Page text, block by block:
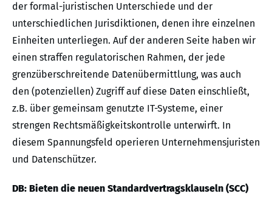
der formal-juristischen Unterschiede und der
unterschiedlichen Jurisdiktionen, denen ihre einzelnen
Einheiten unterliegen. Auf der anderen Seite haben wir
einen straffen regulatorischen Rahmen, der jede
grenzüberschreitende Datenübermittlung, was auch
den (potenziellen) Zugriff auf diese Daten einschließt,
z.B. über gemeinsam genutzte IT-Systeme, einer
strengen Rechtsmäßigkeitskontrolle unterwirft. In
diesem Spannungsfeld operieren Unternehmensjuristen
und Datenschützer.
DB: Bieten die neuen Standardvertragsklauseln (SCC)